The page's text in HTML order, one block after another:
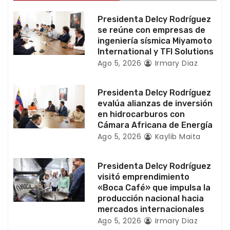
e
n
t
a
d
a
s
Presidenta Delcy Rodríguez
se reúne con empresas de
ingeniería sísmica Miyamoto
International y TFI Solutions
Ago 5, 2026 Irmary Diaz
Presidenta Delcy Rodríguez
evalúa alianzas de inversión
en hidrocarburos con
Cámara Africana de Energía
Ago 5, 2026 Kaylib Maita
Presidenta Delcy Rodríguez
visitó emprendimiento
«Boca Café» que impulsa la
producción nacional hacia
mercados internacionales
Ago 5, 2026 Irmary Diaz